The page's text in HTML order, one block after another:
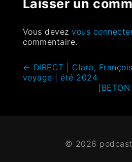
Laisser un
Vous devezvous
commentaire.
← DIRECT | Clara,
voyage | été 2024
© 2026